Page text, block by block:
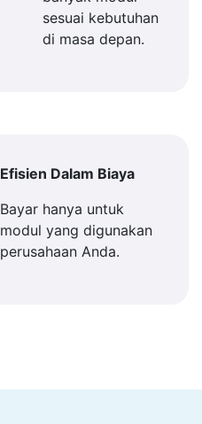
sesuai kebutuhan
di masa depan.
Efisien Dalam Biaya
Bayar hanya untuk
modul yang digunakan
perusahaan Anda.